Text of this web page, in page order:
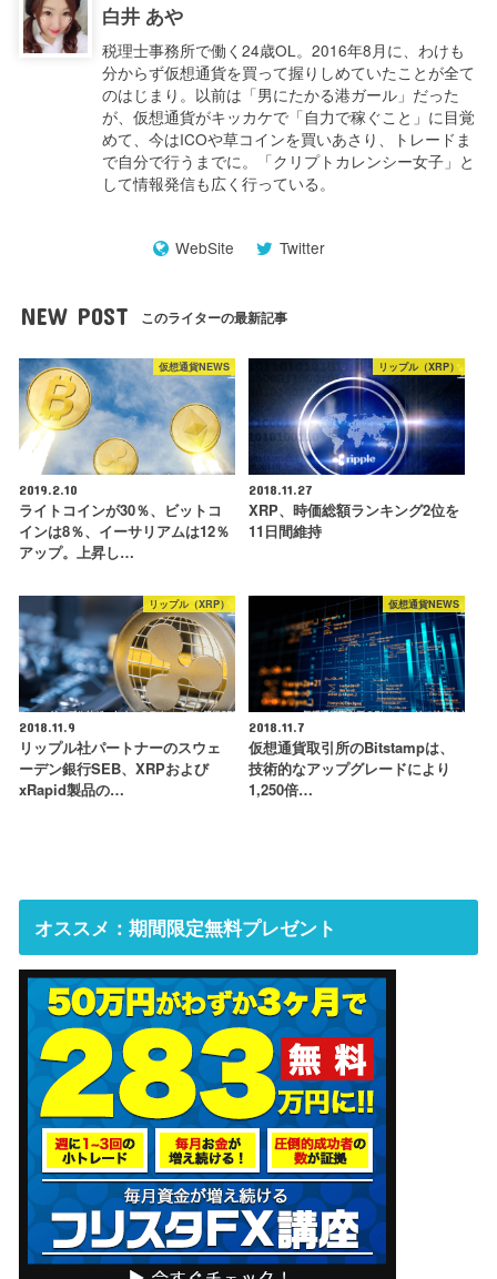
白井 あや
税理士事務所で働く24歳OL。2016年8月に、わけも
分からず仮想通貨を買って握りしめていたことが全て
のはじまり。以前は「男にたかる港ガール」だった
が、仮想通貨がキッカケで「自力で稼ぐこと」に目覚
めて、今はICOや草コインを買いあさり、トレードま
で自分で行うまでに。「クリプトカレンシー女子」と
して情報発信も広く行っている。
WebSite Twitter
NEW POST このライターの最新記事
仮想通貨NEWS
2019.2.10
ライトコインが30％、ビットコ
インは8％、イーサリアムは12％
アップ。上昇し…
リップル（XRP）
2018.11.27
XRP、時価総額ランキング2位を
11日間維持
リップル（XRP）
2018.11.9
リップル社パートナーのスウェ
ーデン銀行SEB、XRPおよび
xRapid製品の…
仮想通貨NEWS
2018.11.7
仮想通貨取引所のBitstampは、
技術的なアップグレードにより
1,250倍…
オススメ：期間限定無料プレゼント